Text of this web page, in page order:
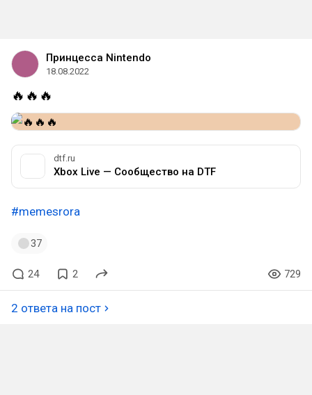
Принцесса Nintendo
18.08.2022
🔥🔥🔥
dtf.ru
Xbox Live — Cообщество на DTF
#memesrora
37
24 2 729
2 ответа на пост